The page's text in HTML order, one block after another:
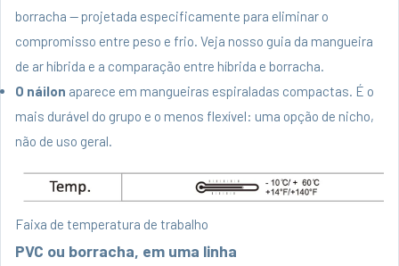
borracha — projetada especificamente para eliminar o
compromisso entre peso e frio. Veja nosso guia da mangueira
de ar híbrida e a comparação entre híbrida e borracha.
O náilon aparece em mangueiras espiraladas compactas. É o
mais durável do grupo e o menos flexível: uma opção de nicho,
não de uso geral.
Faixa de temperatura de trabalho
PVC ou borracha, em uma linha